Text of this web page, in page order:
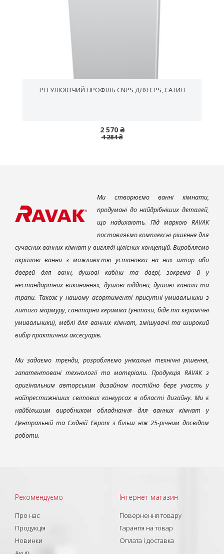
РЕГУЛЮЮЧИЙ ПРОФІЛЬ CNPS ДЛЯ CPS, САТИН
2 570 ₴
4 284 ₴
Ми створюємо ванні кімнати,
продумані до найдрібніших деталей,
що надихають. Під маркою RAVAK
поставляємо комплексні рішення для
сучасних ванних кімнат у вигляді цілісних концепцій. Виробляємо
акрилові ванни з можливістю установки на них штор або
дверей для ванн, душові кабіни та двері, зокрема й у
нестандартних виконаннях, душові піддони, душові канали та
трапи. Також у нашому асортименті присутні умивальники з
литого мармуру, санітарна кераміка (унітази, біде та керамічні
умивальники), меблі для ванних кімнат, змішувачі та широкий
вибір практичних аксесуарів.
Ми задаємо тренди, розробляємо унікальні технічні рішення,
запатентовані технології та матеріали. Продукція RAVAK з
оригінальним авторським дизайном постійно бере участь у
найпрестижніших світових конкурсах в області дизайну. Ми є
найбільшим виробником обладнання для ванних кімнат у
Центральній та Східній Європі з більш ніж 25-річним досвідом
роботи.
Рекомендуємо
Про нас
Продукція
Новинки
Інтернет магазин
Повернення товару
Гарантія на товар
Оплата і доставка